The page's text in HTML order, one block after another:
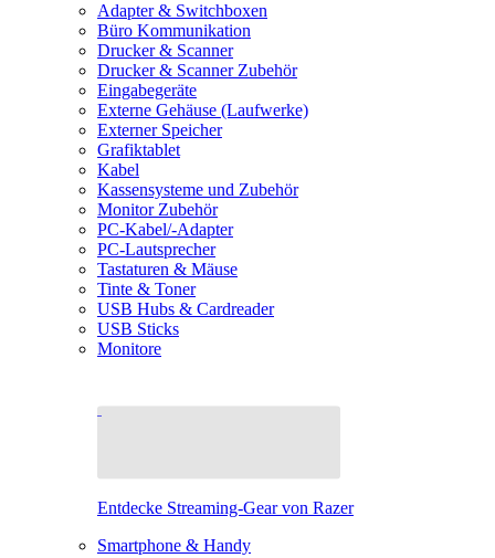
Adapter & Switchboxen
Büro Kommunikation
Drucker & Scanner
Drucker & Scanner Zubehör
Eingabegeräte
Externe Gehäuse (Laufwerke)
Externer Speicher
Grafiktablet
Kabel
Kassensysteme und Zubehör
Monitor Zubehör
PC-Kabel/-Adapter
PC-Lautsprecher
Tastaturen & Mäuse
Tinte & Toner
USB Hubs & Cardreader
USB Sticks
Monitore
Entdecke Streaming-Gear von Razer
Smartphone & Handy